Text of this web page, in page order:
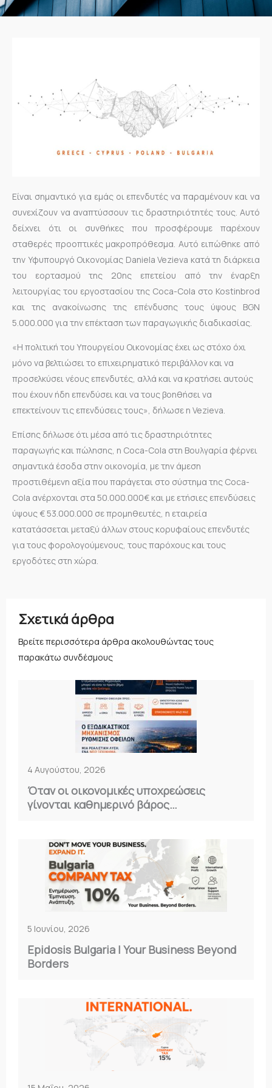
Είναι σημαντικό για εμάς οι επενδυτές να παραμένουν και να
συνεχίζουν να αναπτύσσουν τις δραστηριότητές τους. Αυτό
δείχνει ότι οι συνθήκες που προσφέρουμε παρέχουν
σταθερές προοπτικές μακροπρόθεσμα. Αυτό ειπώθηκε από
την Υφυπουργό Οικονομίας Daniela Vezieva κατά τη διάρκεια
του εορτασμού της 20ης επετείου από την έναρξη
λειτουργίας του εργοστασίου της Coca-Cola στο Kostinbrod
και της ανακοίνωσης της επένδυσης τους ύψους BGN
5.000.000 για την επέκταση των παραγωγικής διαδικασίας.
«Η πολιτική του Υπουργείου Οικονομίας έχει ως στόχο όχι
μόνο να βελτιώσει το επιχειρηματικό περιβάλλον και να
προσελκύσει νέους επενδυτές, αλλά και να κρατήσει αυτούς
που έχουν ήδη επενδύσει και να τους βοηθήσει να
επεκτείνουν τις επενδύσεις τους», δήλωσε η Vezieva.
Επίσης δήλωσε ότι μέσα από τις δραστηριότητες
παραγωγής και πώλησης, η Coca-Cola στη Βουλγαρία φέρνει
σημαντικά έσοδα στην οικονομία, με την άμεση
προστιθέμενη αξία που παράγεται στο σύστημα της Coca-
Cola ανέρχονται στα 50.000.000€ και με ετήσιες επενδύσεις
ύψους € 53.000.000 σε προμηθευτές, η εταιρεία
κατατάσσεται μεταξύ άλλων στους κορυφαίους επενδυτές
για τους φορολογούμενους, τους παρόχους και τους
εργοδότες στη χώρα.
Σχετικά άρθρα
Βρείτε περισσότερα άρθρα ακολουθώντας τους
παρακάτω συνδέσμους
4 Αυγούστου, 2026
Όταν οι οικονομικές υποχρεώσεις
γίνονται καθημερινό βάρος…
5 Ιουνίου, 2026
Epidosis Bulgaria | Your Business Beyond
Borders